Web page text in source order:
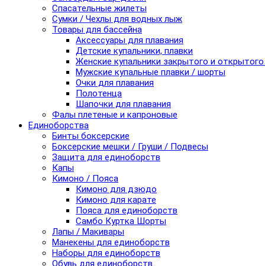
Спасательные жилеты
Сумки / Чехлы для водных лыж
Товары для бассейна
Аксессуары для плавания
Детские купальники, плавки
Женские купальники закрытого и
Мужские купальные плавки / шорты
Очки для плавания
Полотенца
Шапочки для плавания
Фалы плетеные и капроновые
Единоборства
Бинты боксерские
Боксерские мешки / Груши / Подвесы
Защита для единоборств
Капы
Кимоно / Пояса
Кимоно для дзюдо
Кимоно для карате
Пояса для единоборств
Самбо Куртка Шорты
Лапы / Макивары
Манекены для единоборств
Наборы для единоборств
Обувь для единоборств